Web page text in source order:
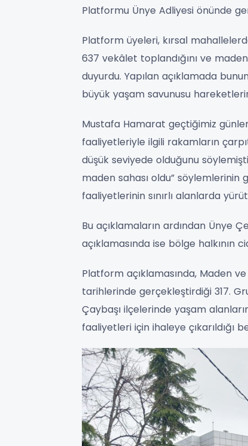
Platformu Ünye Adliyesi önünde
Platform üyeleri, kırsal
637 vekâlet toplandığını ve
duyurdu. Yapılan açıklamada
büyük yaşam savunusu
Mustafa Hamarat geçtiğimiz
faaliyetleriyle ilgili rakamların
düşük seviyede olduğunu
maden sahası oldu” söylemlerinin
faaliyetlerinin sınırlı alanlarda
Bu açıklamaların ardından Ünye
açıklamasında ise bölge halkının
Platform açıklamasında, Maden
tarihlerinde gerçekleştirdiği 317.
Çaybaşı ilçelerinde yaşam
faaliyetleri için ihaleye çıkarıldığı